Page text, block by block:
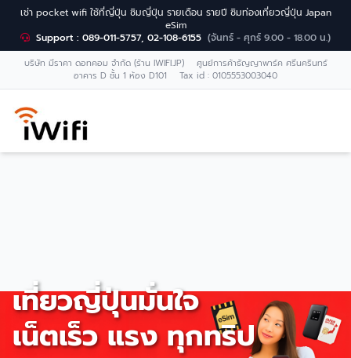
เช่า pocket wifi ใช้ที่ญี่ปุ่น ซิมญี่ปุ่น รายเดือน รายปี ซิมท่องเที่ยวญี่ปุ่น Japan
eSim
Support : 089-011-5757, 02-108-6155 (จันทร์ - ศุกร์ 9.00 - 18.00 น.)
บริษัท มีราคา ดอทคอม จำกัด (ร้าน IWIFI.JP) ศูนย์การค้าธัญญาพาร์ค ศรีนครินทร์
อาคาร D ชั้น 1 ห้อง D101 Tax id : 0105553003040
เที่ยวญี่ปุ่นมั่นใจ
เน็ตเร็ว แรง ทุกทริป